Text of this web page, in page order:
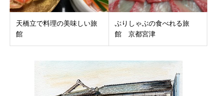
天橋立で料理の美味しい旅
館
ぶりしゃぶの食べれる旅
館 京都宮津